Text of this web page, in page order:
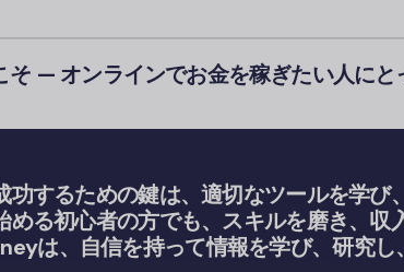
— オンラインでお金を稼ぎたい人にと
功するための鍵は、適切なツールを学び
める初心者の方でも、スキルを磨き、収
は、自信を持って情報を学び、研究し